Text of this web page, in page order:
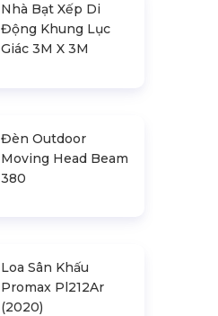
Nhà Bạt Xếp Di
Động Khung Lục
Giác 3M X 3M
Đèn Outdoor
Moving Head Beam
380
Loa Sân Khấu
Promax Pl212Ar
(2020)